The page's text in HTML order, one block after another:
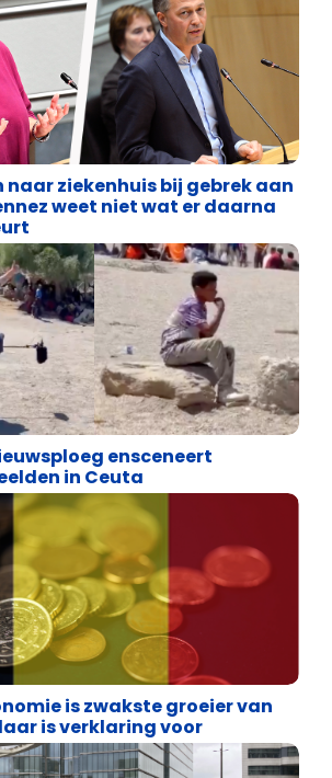
politiek
naar ziekenhuis bij gebrek aan
weet niet wat er daarna
ensceneert
in Ceuta
politiek
is zwakste groeier van
is verklaring voor